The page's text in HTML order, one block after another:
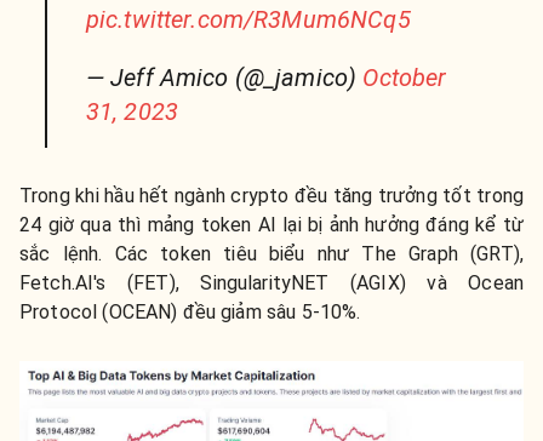
pic.twitter.com/R3Mum6NCq5
— Jeff Amico (@_jamico) October
31, 2023
Trong khi hầu hết ngành crypto đều tăng trưởng tốt trong
24 giờ qua thì mảng token AI lại bị ảnh hưởng đáng kể từ
sắc lệnh. Các token tiêu biểu như The Graph (GRT),
Fetch.AI's (FET), SingularityNET (AGIX) và Ocean
Protocol (OCEAN) đều giảm sâu 5-10%.